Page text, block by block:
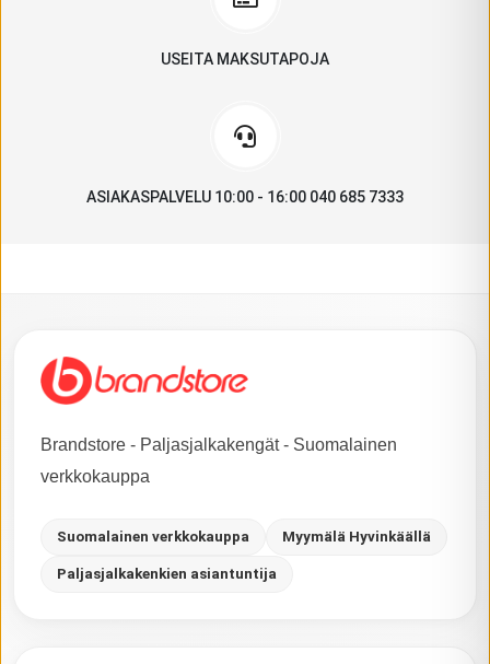
USEITA MAKSUTAPOJA
ASIAKASPALVELU 10:00 - 16:00 040 685 7333
Brandstore - Paljasjalkakengät - Suomalainen
verkkokauppa
Suomalainen verkkokauppa Myymälä Hyvinkäällä
Paljasjalkakenkien asiantuntija